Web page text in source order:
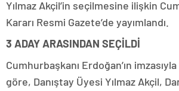
Yılmaz Akçil’in seçilmesine ilişkin
Kararı Resmi Gazete’de yayımlandı.
3 ADAY ARASINDAN SEÇİLDİ
Cumhurbaşkanı Erdoğan’ın
göre, Danıştay Üyesi Yılmaz Akçil,